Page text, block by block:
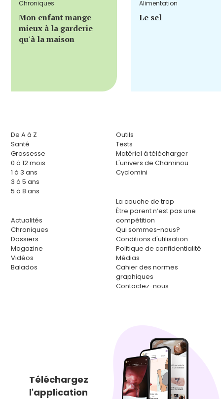
Chroniques
Mon enfant mange
mieux à la garderie
qu'à la maison
Alimentation
Le sel
De A à Z
Santé
Grossesse
0 à 12 mois
1 à 3 ans
3 à 5 ans
5 à 8 ans
Actualités
Chroniques
Dossiers
Magazine
Vidéos
Balados
Outils
Tests
Matériel à télécharger
L'univers de Chaminou
Cyclomini
La couche de trop
Être parent n’est pas une
compétition
Qui sommes-nous?
Conditions d'utilisation
Politique de confidentialité
Médias
Cahier des normes
graphiques
Contactez-nous
Téléchargez
l'application